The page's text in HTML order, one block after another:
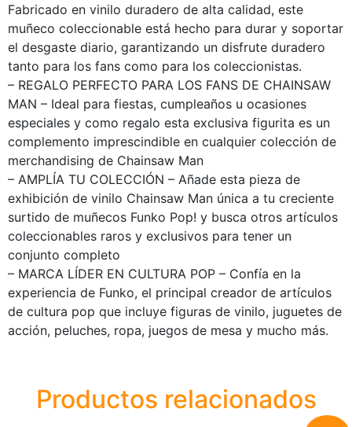
Fabricado en vinilo duradero de alta calidad, este
muñeco coleccionable está hecho para durar y soportar
el desgaste diario, garantizando un disfrute duradero
tanto para los fans como para los coleccionistas.
– REGALO PERFECTO PARA LOS FANS DE CHAINSAW
MAN – Ideal para fiestas, cumpleaños u ocasiones
especiales y como regalo esta exclusiva figurita es un
complemento imprescindible en cualquier colección de
merchandising de Chainsaw Man
– AMPLÍA TU COLECCIÓN – Añade esta pieza de
exhibición de vinilo Chainsaw Man única a tu creciente
surtido de muñecos Funko Pop! y busca otros artículos
coleccionables raros y exclusivos para tener un
conjunto completo
– MARCA LÍDER EN CULTURA POP – Confía en la
experiencia de Funko, el principal creador de artículos
de cultura pop que incluye figuras de vinilo, juguetes de
acción, peluches, ropa, juegos de mesa y mucho más.
Productos relacionados